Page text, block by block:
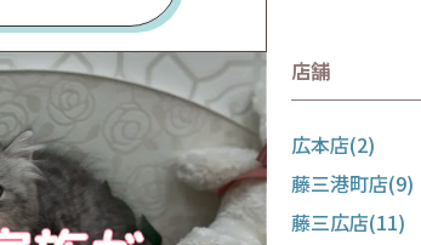
店舗
広本店(2)
藤三港町店(9)
藤三広店(11)